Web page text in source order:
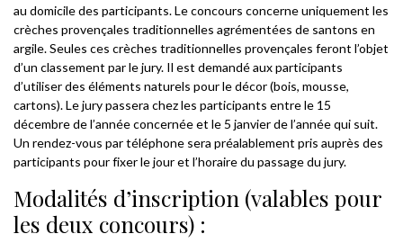
au domicile des participants. Le concours concerne uniquement les
crèches provençales traditionnelles agrémentées de santons en
argile. Seules ces crèches traditionnelles provençales feront l’objet
d’un classement par le jury. Il est demandé aux participants
d’utiliser des éléments naturels pour le décor (bois, mousse,
cartons). Le jury passera chez les participants entre le 15
décembre de l’année concernée et le 5 janvier de l’année qui suit.
Un rendez-vous par téléphone sera préalablement pris auprès des
participants pour fixer le jour et l’horaire du passage du jury.
Modalités d’inscription (valables pour
les deux concours) :